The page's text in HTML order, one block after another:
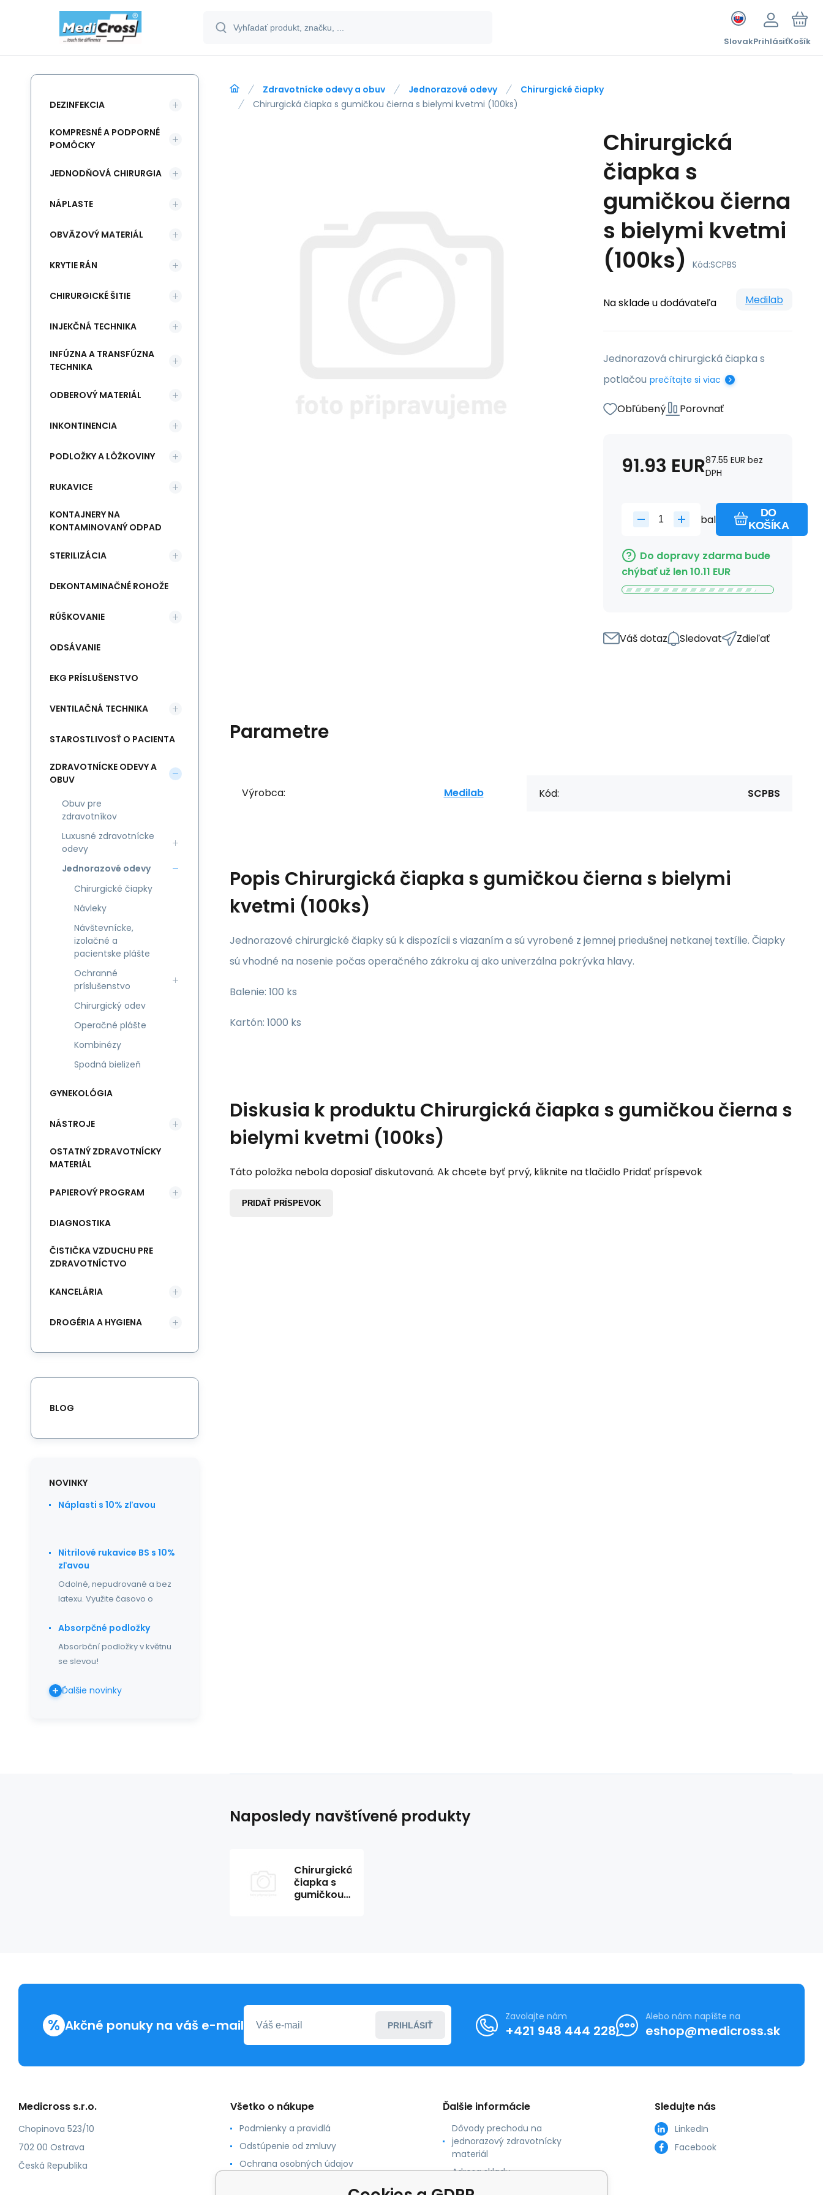
SlovakPrihlásiťKošík
Zdravotnícke odevy a obuv Jednorazové odevy
Chirurgické čiapky
Chirurgická čiapka s gumičkou čierna s bielymi kvetmi (100ks)
Chirurgická
čiapka s
gumičkou čierna
s bielymi kvetmi
(100ks)
Kód:SCPBS
Na sklade u dodávateľa Medilab
Jednorazová chirurgická čiapka s
potlačou prečítajte si viac
Obľúbený Porovnať
91.93 EUR87.55 EUR bez
DPH
bal
DO
KOŠÍKA
Do dopravy zdarma bude
chýbať už len10.11 EUR
Váš dotaz Sledovat Zdieľať
Parametre
Výrobca: Medilab Kód: SCPBS
Popis Chirurgická čiapka s gumičkou čierna s bielymi
kvetmi (100ks)
Jednorazové chirurgické čiapky sú k dispozícii s viazaním a sú vyrobené z jemnej priedušnej netkanej textílie. Čiapky
sú vhodné na nosenie počas operačného zákroku aj ako univerzálna pokrývka hlavy.
Balenie: 100 ks
Kartón: 1000 ks
Diskusia k produktu Chirurgická čiapka s gumičkou čierna s
bielymi kvetmi (100ks)
Táto položka nebola doposiaľ diskutovaná. Ak chcete byť prvý, kliknite na tlačidlo Pridať príspevok
PRIDAŤ PRÍSPEVOK
DEZINFEKCIA
KOMPRESNÉ A PODPORNÉ
POMÔCKY
JEDNODŇOVÁ CHIRURGIA
NÁPLASTE
OBVÄZOVÝ MATERIÁL
KRYTIE RÁN
CHIRURGICKÉ ŠITIE
INJEKČNÁ TECHNIKA
INFÚZNA A TRANSFÚZNA
TECHNIKA
ODBEROVÝ MATERIÁL
INKONTINENCIA
PODLOŽKY A LÔŽKOVINY
RUKAVICE
KONTAJNERY NA
KONTAMINOVANÝ ODPAD
STERILIZÁCIA
DEKONTAMINAČNÉ ROHOŽE
RÚŠKOVANIE
ODSÁVANIE
EKG PRÍSLUŠENSTVO
VENTILAČNÁ TECHNIKA
STAROSTLIVOSŤ O PACIENTA
ZDRAVOTNÍCKE ODEVY A
OBUV
Obuv pre
zdravotníkov
Luxusné zdravotnícke
odevy
Jednorazové odevy
Chirurgické čiapky
Návleky
Návštevnícke,
izolačné a
pacientske plášte
Ochranné
príslušenstvo
Chirurgický odev
Operačné plášte
Kombinézy
Spodná bielizeň
GYNEKOLÓGIA
NÁSTROJE
OSTATNÝ ZDRAVOTNÍCKY
MATERIÁL
PAPIEROVÝ PROGRAM
DIAGNOSTIKA
ČISTIČKA VZDUCHU PRE
ZDRAVOTNÍCTVO
KANCELÁRIA
DROGÉRIA A HYGIENA
BLOG
NOVINKY
Náplasti s 10% zľavou
Nitrilové rukavice BS s 10%
zľavou
Odolné, nepudrované a bez
latexu. Využite časovo o
Absorpčné podložky
Absorbční podložky v květnu
se slevou!
Ďalšie novinky
Naposledy navštívené produkty
Chirurgická
čiapka s
gumičkou
% Akčné ponuky na váš e-mail PRIHLÁSIŤ
Zavolajte nám
+421 948 444 228
Alebo nám napíšte na
eshop@medicross.sk
Medicross s.r.o.
Chopinova 523/10
702 00 Ostrava
Česká Republika
Všetko o nákupe
Podmienky a pravidlá
Odstúpenie od zmluvy
Ochrana osobných údajov
Ďalšie informácie
Dôvody prechodu na
jednorazový zdravotnícky
materiál
Adresa skladu
Sledujte nás
LinkedIn
Facebook